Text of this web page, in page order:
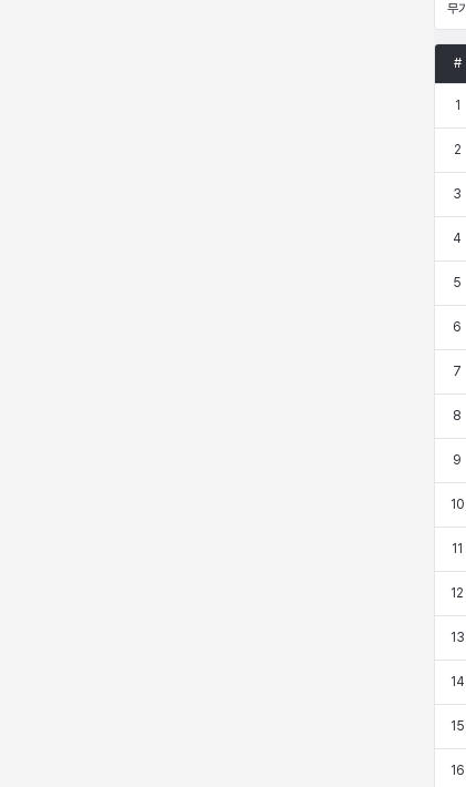
무기
#
1
2
3
4
5
6
7
8
9
10
11
12
13
14
15
16